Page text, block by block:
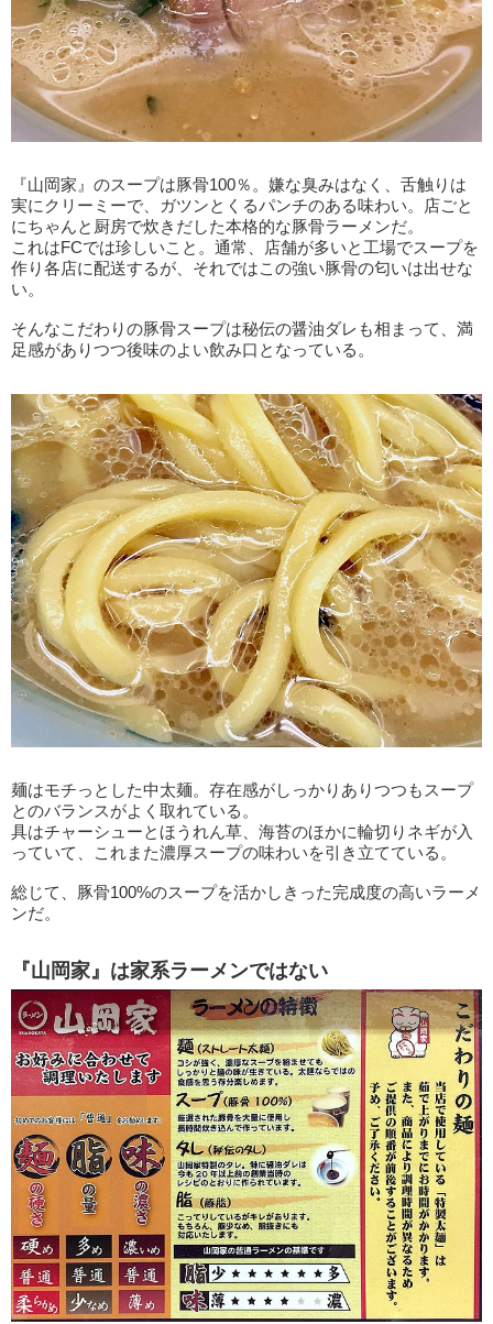
『山岡家』のスープは豚骨100％。嫌な臭みはなく、舌触りは
実にクリーミーで、ガツンとくるパンチのある味わい。店ごと
にちゃんと厨房で炊きだした本格的な豚骨ラーメンだ。
これはFCでは珍しいこと。通常、店舗が多いと工場でスープを
作り各店に配送するが、それではこの強い豚骨の匂いは出せな
い。
そんなこだわりの豚骨スープは秘伝の醤油ダレも相まって、満
足感がありつつ後味のよい飲み口となっている。
麺はモチっとした中太麺。存在感がしっかりありつつもスープ
とのバランスがよく取れている。
具はチャーシューとほうれん草、海苔のほかに輪切りネギが入
っていて、これまた濃厚スープの味わいを引き立てている。
総じて、豚骨100%のスープを活かしきった完成度の高いラーメ
ンだ。
『山岡家』は家系ラーメンではない